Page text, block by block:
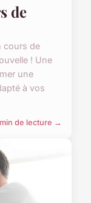
de
cours de
! Une
une
à vos
de lecture →